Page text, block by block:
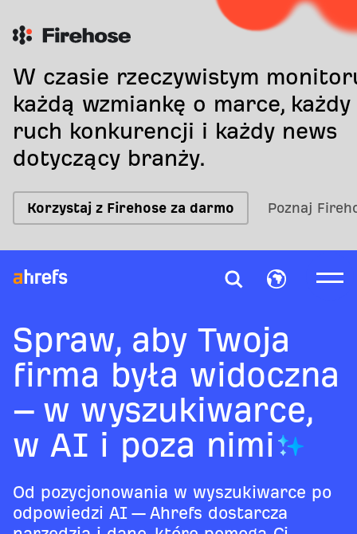
W czasie rzeczywistym
każdą wzmiankę o marce, każdy
ruch konkurencji i każdy news
dotyczący branży.
Korzystaj z Firehose za darmo Poznaj
Spraw, aby Twoja
firma była widoczna
– w wyszukiwarce,
w AI i poza nimi
Od pozycjonowania w wyszukiwarce po
odpowiedzi AI — Ahrefs dostarcza